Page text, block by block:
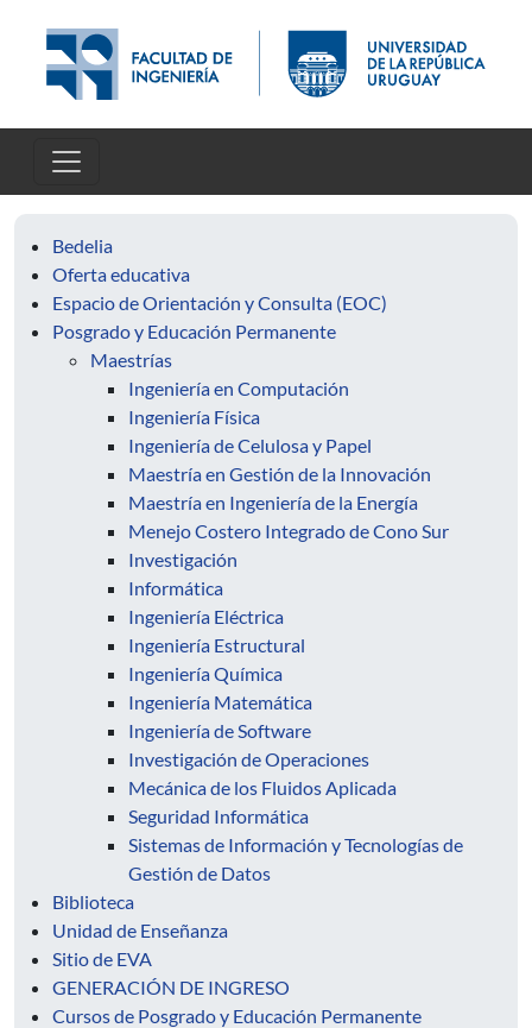
Bedelia
Oferta educativa
Espacio de Orientación y Consulta (EOC)
Posgrado y Educación Permanente
Maestrías
Ingeniería en Computación
Ingeniería Física
Ingeniería de Celulosa y Papel
Maestría en Gestión de la Innovación
Maestría en Ingeniería de la Energía
Menejo Costero Integrado de Cono Sur
Investigación
Informática
Ingeniería Eléctrica
Ingeniería Estructural
Ingeniería Química
Ingeniería Matemática
Ingeniería de Software
Investigación de Operaciones
Mecánica de los Fluidos Aplicada
Seguridad Informática
Sistemas de Información y Tecnologías de
Gestión de Datos
Biblioteca
Unidad de Enseñanza
Sitio de EVA
GENERACIÓN DE INGRESO
Cursos de Posgrado y Educación Permanente